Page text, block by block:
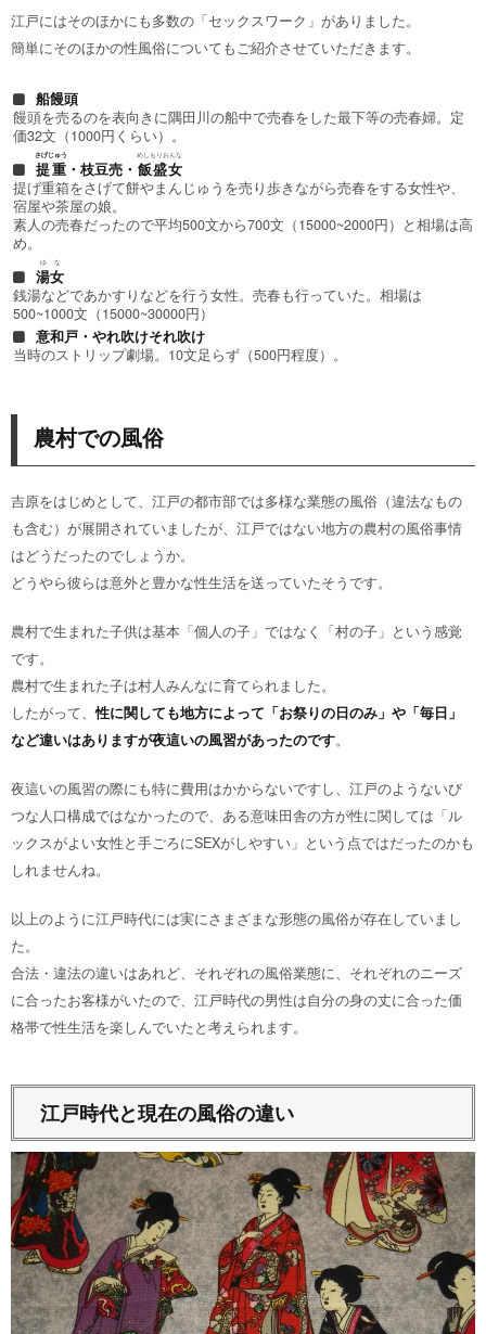
江戸にはそのほかにも多数の「セックスワーク」がありました。
簡単にそのほかの性風俗についてもご紹介させていただきます。
船饅頭
饅頭を売るのを表向きに隅田川の船中で売春をした最下等の売春婦。定
価32文（1000円くらい）。
提重
さげじゅう
・枝豆売・ 飯盛女
めしもりおんな
提げ重箱をさげて餅やまんじゅうを売り歩きながら売春をする女性や、
宿屋や茶屋の娘。
素人の売春だったので平均500文から700文（15000~2000円）と相場は高
め。
湯女
ゆな
銭湯などであかすりなどを行う女性。売春も行っていた。相場は
500~1000文（15000~30000円）
意和戸・やれ吹けそれ吹け
当時のストリップ劇場。10文足らず（500円程度）。
農村での風俗
吉原をはじめとして、江戸の都市部では多様な業態の風俗（違法なもの
も含む）が展開されていましたが、江戸ではない地方の農村の風俗事情
はどうだったのでしょうか。
どうやら彼らは意外と豊かな性生活を送っていたそうです。
農村で生まれた子供は基本「個人の子」ではなく「村の子」という感覚
です。
農村で生まれた子は村人みんなに育てられました。
したがって、性に関しても地方によって「お祭りの日のみ」や「毎日」
など違いはありますが夜這いの風習があったのです。
夜這いの風習の際にも特に費用はかからないですし、江戸のようないび
つな人口構成ではなかったので、ある意味田舎の方が性に関しては「ル
ックスがよい女性と手ごろにSEXがしやすい」という点ではだったのかも
しれませんね。
以上のように江戸時代には実にさまざまな形態の風俗が存在していまし
た。
合法・違法の違いはあれど、それぞれの風俗業態に、それぞれのニーズ
に合ったお客様がいたので、江戸時代の男性は自分の身の丈に合った価
格帯で性生活を楽しんでいたと考えられます。
江戸時代と現在の風俗の違い